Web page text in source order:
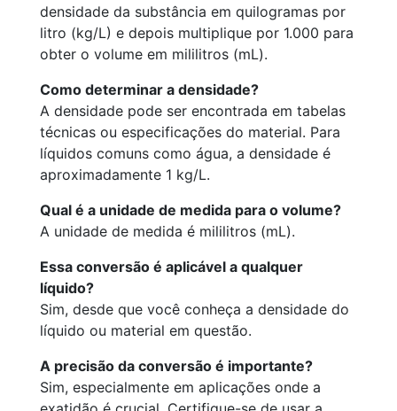
densidade da substância em quilogramas por
litro (kg/L) e depois multiplique por 1.000 para
obter o volume em mililitros (mL).
Como determinar a densidade?
A densidade pode ser encontrada em tabelas
técnicas ou especificações do material. Para
líquidos comuns como água, a densidade é
aproximadamente 1 kg/L.
Qual é a unidade de medida para o volume?
A unidade de medida é mililitros (mL).
Essa conversão é aplicável a qualquer
líquido?
Sim, desde que você conheça a densidade do
líquido ou material em questão.
A precisão da conversão é importante?
Sim, especialmente em aplicações onde a